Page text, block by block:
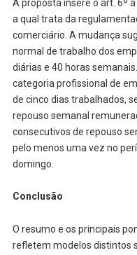
A proposta insere o art. 6º
a qual trata da
comerciário. A mudança
normal de trabalho dos
diárias e 40 horas
categoria profissional de
de cinco dias trabalhados,
repouso semanal
consecutivos de repouso
pelo menos uma vez no
domingo.
Conclusão
O resumo e os principais
refletem modelos distintos